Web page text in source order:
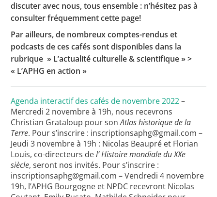
Critique d’ouvrages publiés
Culture
discuter avec nous, tous ensemble : n’hésitez pas à
consulter fréquemment cette page!
Par ailleurs, de nombreux comptes-rendus et
podcasts de ces cafés sont disponibles dans la
rubrique » L’actualité culturelle & scientifique » >
« L’APHG en action »
Agenda interactif des cafés de novembre 2022–
Mercredi 2 novembre à 19h, nous recevrons
Christian Grataloup pour sonAtlas historique de la
Terre. Pour s’inscrire : inscriptionsaphg@gmail.com –
Jeudi 3 novembre à 19h : Nicolas Beaupré et Florian
Louis, co-directeurs del’ Histoire mondiale du XXe
siècle, seront nos invités. Pour s’inscrire :
inscriptionsaphg@gmail.com – Vendredi 4 novembre
19h, l’APHG Bourgogne et NPDC recevront Nicolas